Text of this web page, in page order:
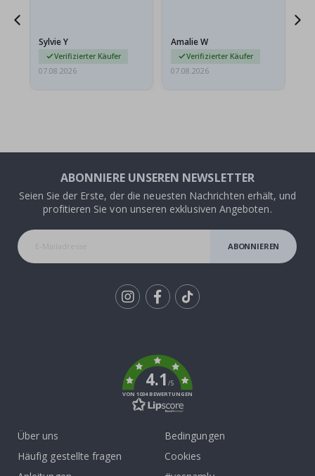
sie…
Sylvie Y
Verifizierter Käufer
07.08.2026
Amalie W
Verifizierter Käufer
07.08.2026
ABONNIERE UNSEREN NEWSLETTER
Seien Sie der Erste, der die neuesten Nachrichten erhält, und
profitieren Sie von unseren exklusiven Angeboten.
ABONNIEREN
4.1/5
VON 1034 BEWERTUNGEN
Über uns
Häufig gestellte fragen
Bedingungen
Cookies